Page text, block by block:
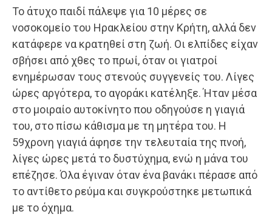
Το άτυχο παιδί πάλεψε για 10 μέρες σε
νοσοκομείο του Ηρακλείου στην Κρήτη, αλλά δεν
κατάφερε να κρατηθεί στη ζωή. Οι ελπίδες είχαν
σβήσει από χθες το πρωί, όταν οι γιατροί
ενημέρωσαν τους στενούς συγγενείς του. Λίγες
ώρες αργότερα, το αγοράκι κατέληξε. Ήταν μέσα
στο μοιραίο αυτοκίνητο που οδηγούσε η γιαγιά
του, στο πίσω κάθισμα με τη μητέρα του. Η
59χρονη γιαγιά άφησε την τελευταία της πνοή,
λίγες ώρες μετά το δυστύχημα, ενώ η μάνα του
επέζησε. Όλα έγιναν όταν ένα βανάκι πέρασε από
το αντίθετο ρεύμα και συγκρούστηκε μετωπικά
με το όχημα.